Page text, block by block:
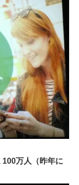
100万人（昨年に